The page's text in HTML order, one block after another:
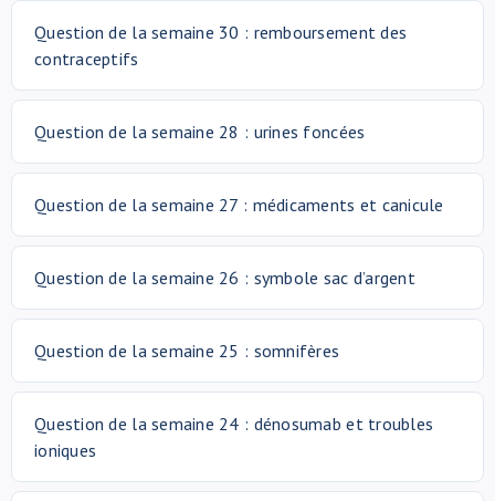
Contact
À propos de nous
NL
Question de la semaine 30 : remboursement des
contraceptifs
Question de la semaine 28 : urines foncées
Question de la semaine 27 : médicaments et canicule
Question de la semaine 26 : symbole sac d’argent
Question de la semaine 25 : somnifères
Question de la semaine 24 : dénosumab et troubles
ioniques